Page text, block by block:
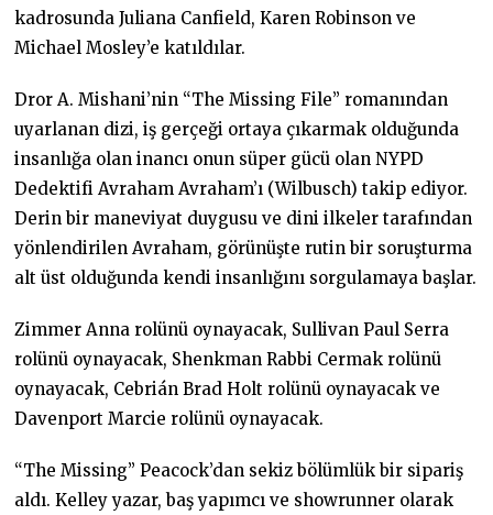
kadrosunda Juliana Canfield, Karen Robinson ve
Michael Mosley’e katıldılar.
Dror A. Mishani’nin “The Missing File” romanından
uyarlanan dizi, iş gerçeği ortaya çıkarmak olduğunda
insanlığa olan inancı onun süper gücü olan NYPD
Dedektifi Avraham Avraham’ı (Wilbusch) takip ediyor.
Derin bir maneviyat duygusu ve dini ilkeler tarafından
yönlendirilen Avraham, görünüşte rutin bir soruşturma
alt üst olduğunda kendi insanlığını sorgulamaya başlar.
Zimmer Anna rolünü oynayacak, Sullivan Paul Serra
rolünü oynayacak, Shenkman Rabbi Cermak rolünü
oynayacak, Cebrián Brad Holt rolünü oynayacak ve
Davenport Marcie rolünü oynayacak.
“The Missing” Peacock’dan sekiz bölümlük bir sipariş
aldı. Kelley yazar, baş yapımcı ve showrunner olarak